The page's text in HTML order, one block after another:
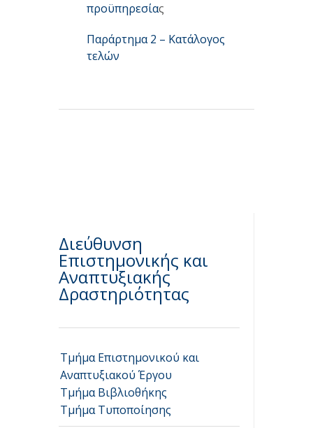
προϋπηρεσίας
Παράρτημα 2 – Κατάλογος
τελών
Διεύθυνση
Επιστημονικής και
Αναπτυξιακής
Δραστηριότητας
Τμήμα Επιστημονικού και
Αναπτυξιακού Έργου
Τμήμα Βιβλιοθήκης
Τμήμα Τυποποίησης